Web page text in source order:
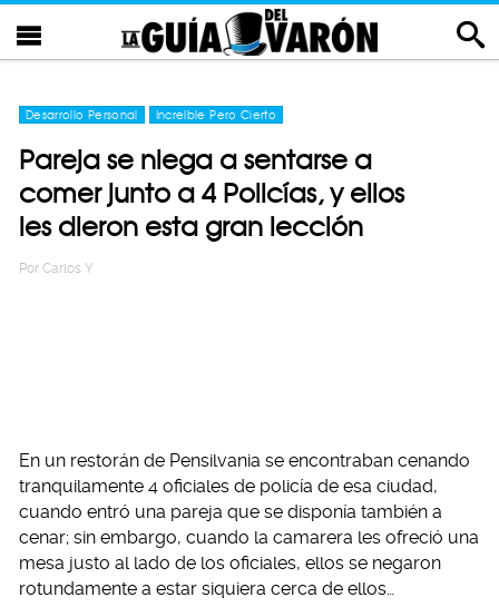
Desarrollo Personal Increíble Pero Cierto
Pareja se niega a sentarse a
comer junto a 4 Policías, y ellos
les dieron esta gran lección
Por Carlos Y
En un restorán de Pensilvania se encontraban cenando
tranquilamente 4 oficiales de policía de esa ciudad,
cuando entró una pareja que se disponía también a
cenar; sin embargo, cuando la camarera les ofreció una
mesa justo al lado de los oficiales, ellos se negaron
rotundamente a estar siquiera cerca de ellos…